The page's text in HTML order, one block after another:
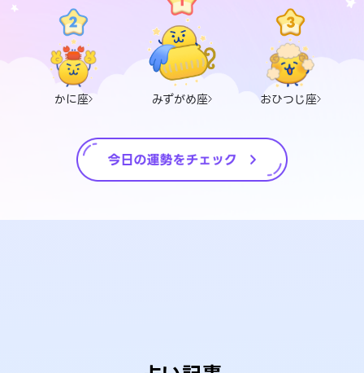
かに座 みずがめ座 おひつじ座